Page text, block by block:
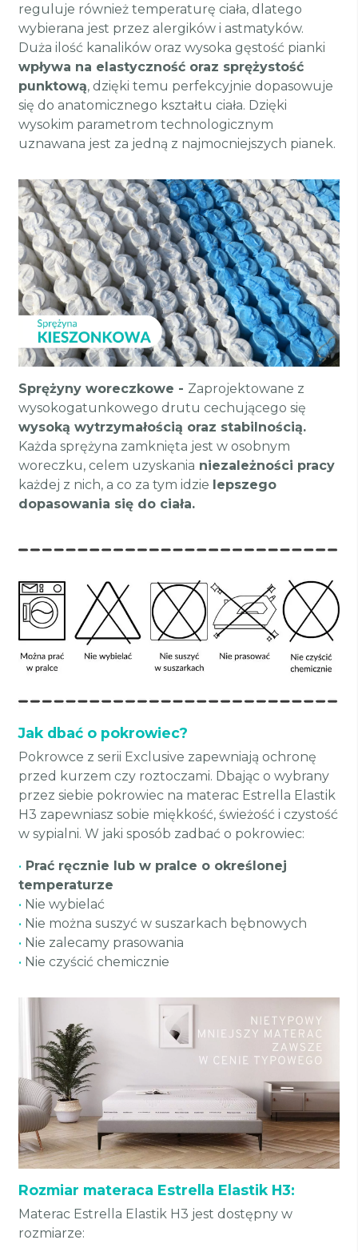
reguluje również temperaturę ciała, dlatego
wybierana jest przez alergików i astmatyków.
Duża ilość kanalików oraz wysoka gęstość pianki
wpływa na elastyczność oraz sprężystość
punktową, dzięki temu perfekcyjnie dopasowuje
się do anatomicznego kształtu ciała. Dzięki
wysokim parametrom technologicznym
uznawana jest za jedną z najmocniejszych pianek.
Sprężyny woreczkowe - Zaprojektowane z
wysokogatunkowego drutu cechującego się
wysoką wytrzymałością oraz stabilnością.
Każda sprężyna zamknięta jest w osobnym
woreczku, celem uzyskania niezależności pracy
każdej z nich, a co za tym idzie lepszego
dopasowania się do ciała.
Jak dbać o pokrowiec?
Pokrowce z serii Exclusive zapewniają ochronę
przed kurzem czy roztoczami. Dbając o wybrany
przez siebie pokrowiec na materac Estrella Elastik
H3 zapewniasz sobie miękkość, świeżość i czystość
w sypialni. W jaki sposób zadbać o pokrowiec:
• Prać ręcznie lub w pralce o określonej
temperaturze
• Nie wybielać
• Nie można suszyć w suszarkach bębnowych
• Nie zalecamy prasowania
• Nie czyścić chemicznie
Rozmiar materaca Estrella Elastik H3:
Materac Estrella Elastik H3 jest dostępny w
rozmiarze: